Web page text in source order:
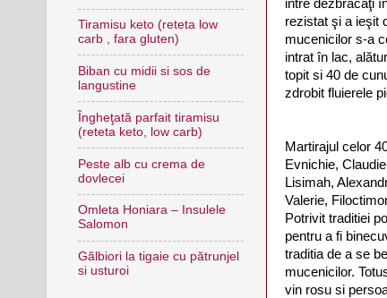
intre dezbrăcaţi
rezistat şi a ieşit
mucenicilor s-a
intrat în lac,
topit si 40 de
zdrobit fluierele
Martirajul celor
Evnichie,
Lisimah,
Valerie,
Potrivit traditiei
pentru a fi
traditia de a se
mucenicilor.
vin rosu si
Tiramisu keto (reteta low
carb , fara gluten)
Biban cu midii si sos de
langustine
Îngheţată parfait tiramisu
(reteta keto, low carb)
Peste alb cu crema de
dovlecei
Omleta Honiara – Insulele
Salomon
Gălbiori la tigaie cu pătrunjel
si usturoi